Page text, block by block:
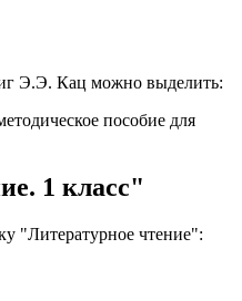
Э.Э. Кац можно выделить:
пособие для
1 класс"
"Литературное чтение":